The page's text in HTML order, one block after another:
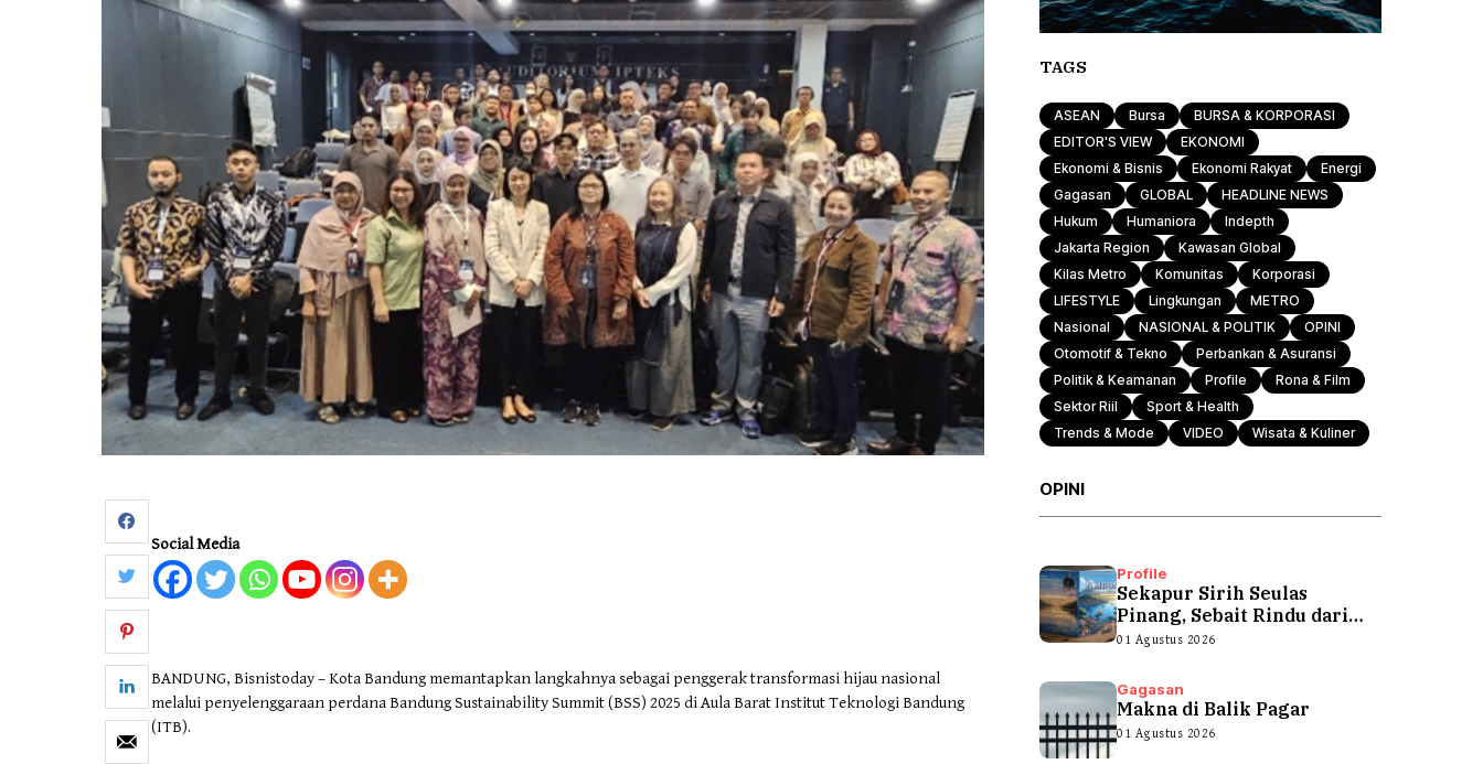
Social Media
BANDUNG, Bisnistoday – Kota Bandung memantapkan langkahnya sebagai penggerak transformasi hijau nasional
melalui penyelenggaraan perdana Bandung Sustainability Summit (BSS) 2025 di Aula Barat Institut Teknologi Bandung
(ITB).
TAGS
ASEAN Bursa
BURSA & KORPORASI
EDITOR'S VIEW
EKONOMI
Ekonomi & Bisnis
Ekonomi Rakyat
Energi
Gagasan
GLOBAL
HEADLINE NEWS
Hukum
Humaniora
Indepth
Jakarta Region
Kawasan Global
Kilas Metro
Komunitas
Korporasi
LIFESTYLE
Lingkungan
METRO
Nasional
NASIONAL & POLITIK
OPINI
Otomotif & Tekno
Perbankan & Asuransi
Politik & Keamanan
Profile
Rona & Film
Sektor Riil
Sport & Health
Trends & Mode
VIDEO Wisata & Kuliner
OPINI
Profile
Sekapur Sirih Seulas
Pinang, Sebait Rindu dari
Tepian Teluk
01 Agustus 2026
Gagasan
Makna di Balik Pagar
01 Agustus 2026